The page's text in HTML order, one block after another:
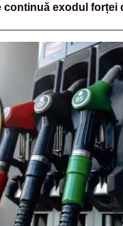
continuă exodul forței